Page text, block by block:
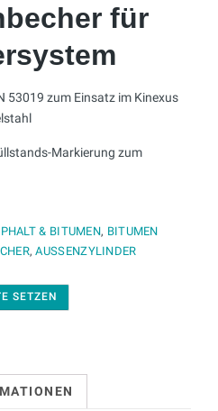
für
53019 zum Einsatz im Kinexus
Markierung zum
& BITUMEN, BITUMEN
,AUSSENZYLINDER
SETZEN